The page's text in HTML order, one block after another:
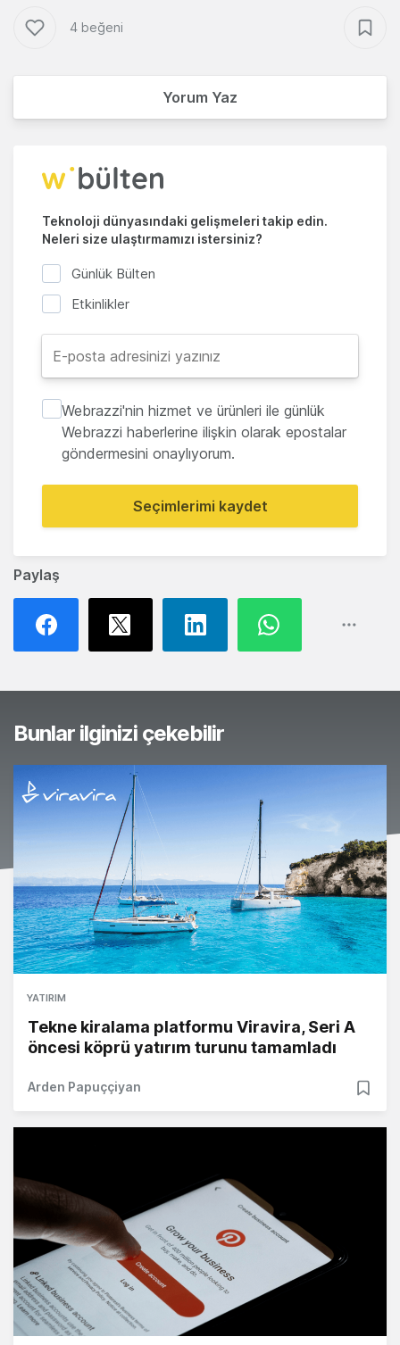
Paylaş
4 beğeni
Yorum Yaz
Teknoloji dünyasındaki gelişmeleri takip edin.
Neleri size ulaştırmamızı istersiniz?
Günlük Bülten
Etkinlikler
Webrazzi'nin hizmet ve ürünleri ile günlük
Webrazzi haberlerine ilişkin olarak epostalar
göndermesini onaylıyorum.
Seçimlerimi kaydet
Bunlar ilginizi çekebilir
YATIRIM
Tekne kiralama platformu Viravira, Seri A
öncesi köprü yatırım turunu tamamladı
Arden Papuççiyan